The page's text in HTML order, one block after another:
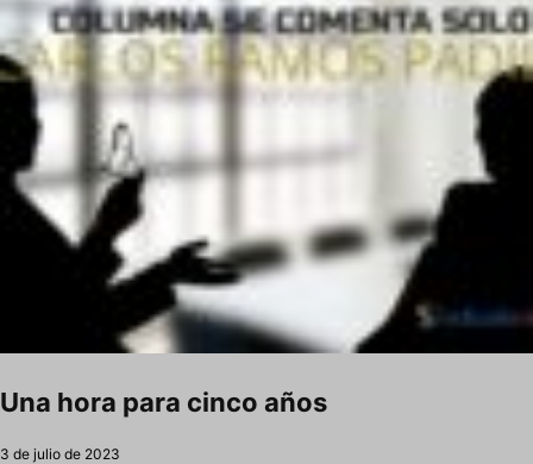
Una hora para cinco años
3 de julio de 2023